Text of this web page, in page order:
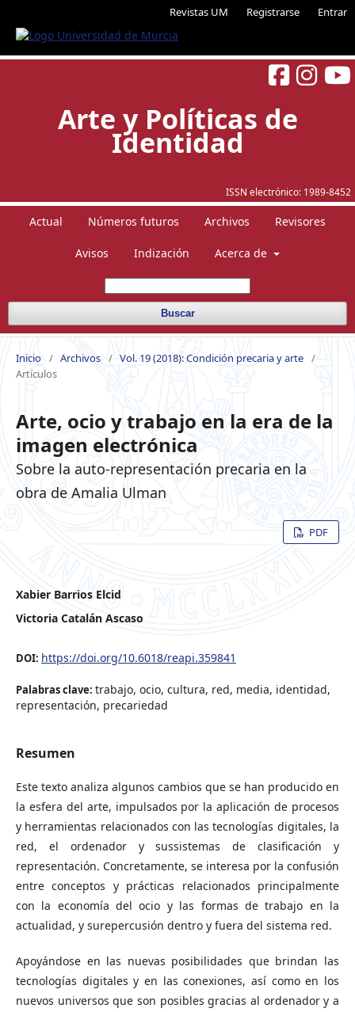
Revistas UM Registrarse Entrar
ISSN electrónico: 1989-8452
Arte y Políticas de
Identidad
Actual Números futuros Archivos Revisores
Avisos Indización Acerca de
Buscar
Inicio / Archivos / Vol. 19 (2018): Condición precaria y arte /
Artículos
Arte, ocio y trabajo en la era de la
imagen electrónica
Sobre la auto-representación precaria en la
obra de Amalia Ulman
PDF
Xabier Barrios Elcid
Victoria Catalán Ascaso
DOI: https://doi.org/10.6018/reapi.359841
Palabras clave: trabajo, ocio, cultura, red, media, identidad,
representación, precariedad
Resumen
Este texto analiza algunos cambios que se han producido en
la esfera del arte, impulsados por la aplicación de procesos
y herramientas relacionados con las tecnologías digitales, la
red, el ordenador y sussistemas de clasificación y
representación. Concretamente, se interesa por la confusión
entre conceptos y prácticas relacionados principalmente
con la economía del ocio y las formas de trabajo en la
actualidad, y surepercusión dentro y fuera del sistema red.
Apoyándose en las nuevas posibilidades que brindan las
tecnologías digitales y en las conexiones, así como en los
nuevos universos que son posibles gracias al ordenador y a